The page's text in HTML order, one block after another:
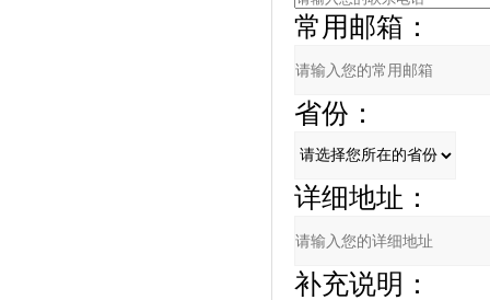
常用邮箱：
省份：
详细地址：
补充说明：